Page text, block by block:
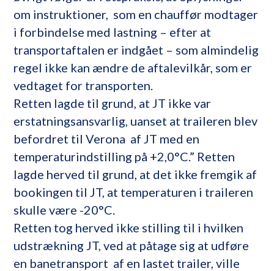
om instruktioner, som en chauffør modtager
i forbindelse med lastning – efter at
transportaftalen er indgået – som almindelig
regel ikke kan ændre de aftalevilkår, som er
vedtaget for transporten.
Retten lagde til grund, at JT ikke var
erstatningsansvarlig, uanset at traileren blev
befordret til Verona af JT med en
temperaturindstilling på +2,0°C.” Retten
lagde herved til grund, at det ikke fremgik af
bookingen til JT, at temperaturen i traileren
skulle være -20°C.
Retten tog herved ikke stilling til i hvilken
udstrækning JT, ved at påtage sig at udføre
en banetransport af en lastet trailer, ville